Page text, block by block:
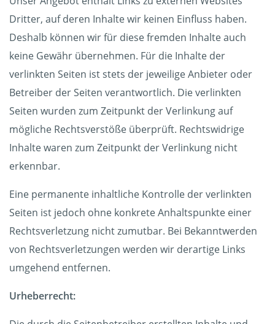
Dritter, auf deren Inhalte wir keinen Einfluss haben.
Deshalb können wir für diese fremden Inhalte auch
keine Gewähr übernehmen. Für die Inhalte der
verlinkten Seiten ist stets der jeweilige Anbieter oder
Betreiber der Seiten verantwortlich. Die verlinkten
Seiten wurden zum Zeitpunkt der Verlinkung auf
mögliche Rechtsverstöße überprüft. Rechtswidrige
Inhalte waren zum Zeitpunkt der Verlinkung nicht
erkennbar.
Eine permanente inhaltliche Kontrolle der verlinkten
Seiten ist jedoch ohne konkrete Anhaltspunkte einer
Rechtsverletzung nicht zumutbar. Bei Bekanntwerden
von Rechtsverletzungen werden wir derartige Links
umgehend entfernen.
Urheberrecht: